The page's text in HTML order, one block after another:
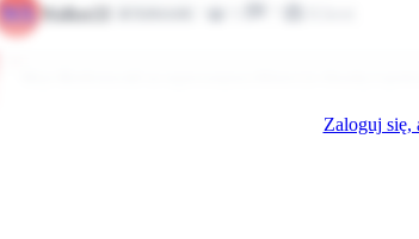
WA Walker33
Moje Biedroneczki sa super,wszyscy klienci je chwalą (
Zaloguj się,